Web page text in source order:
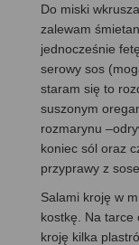
Do miski
zalewam
jednocześnie
serowy sos
staram się to
suszonym
rozmarynu
koniec sól oraz
przyprawy z
Salami kroję w
kostkę. Na tarce
kroję kilka